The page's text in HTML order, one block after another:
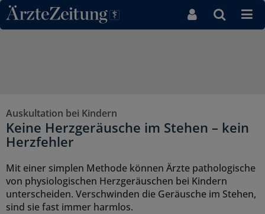
Direkt zum Inhaltsbereich
Auskultation bei Kindern
Keine Herzgeräusche im Stehen – kein
Herzfehler
Mit einer simplen Methode können Ärzte pathologische
von physiologischen Herzgeräuschen bei Kindern
unterscheiden. Verschwinden die Geräusche im Stehen,
sind sie fast immer harmlos.